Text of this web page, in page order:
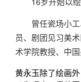
曾任瓷场小
员、剧团见习美
术学院教授、中国
黄永玉除了绘画